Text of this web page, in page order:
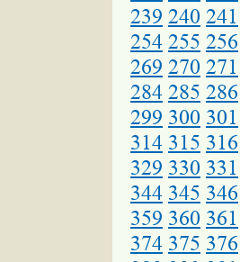
239 240 241
254 255 256
269 270 271
284 285 286
299 300 301
314 315 316
329 330 331
344 345 346
359 360 361
374 375 376